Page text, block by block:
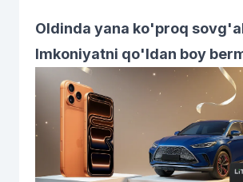
Oldinda yana ko'proq
Imkoniyatni qo'ldan boy